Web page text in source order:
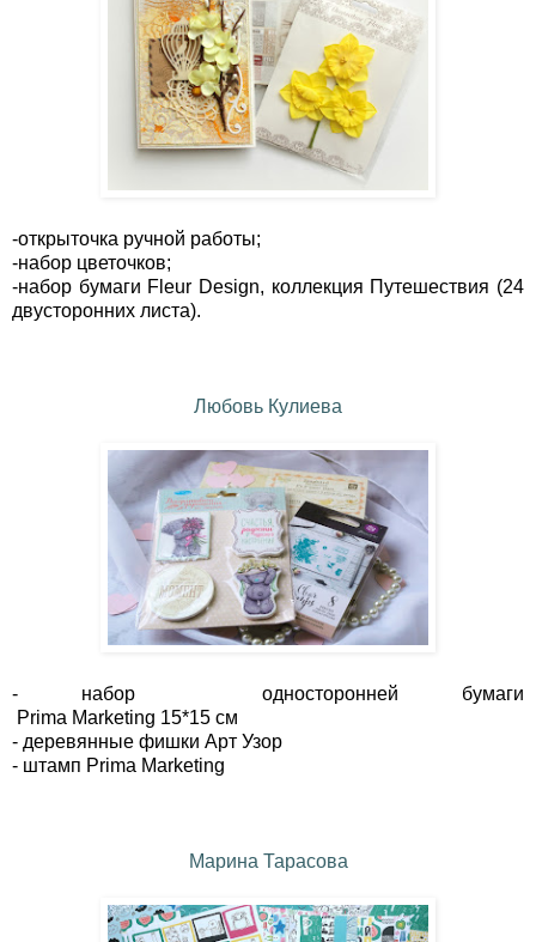
-открыточка ручной работы;
-набор цветочков;
-набор бумаги Fleur Design, коллекция Путешествия (24
двусторонних листа).
Любовь Кулиева
- набор односторонней бумаги
Prima Marketing 15*15 см
- деревянные фишки Арт Узор
- штамп Prima Marketing
Марина Тарасова